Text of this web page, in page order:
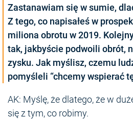
Zastanawiam się w sumie,
Z tego, co napisałeś w
miliona obrotu w 2019.
tak, jakbyście podwoili obrót,
zysku. Jak myślisz, czemu
pomyśleli “chcemy wspierać
AK: Myślę, że dlatego, że w
się z tym, co robimy.